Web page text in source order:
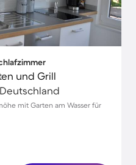
und Grill
mit Garten am Wasser für